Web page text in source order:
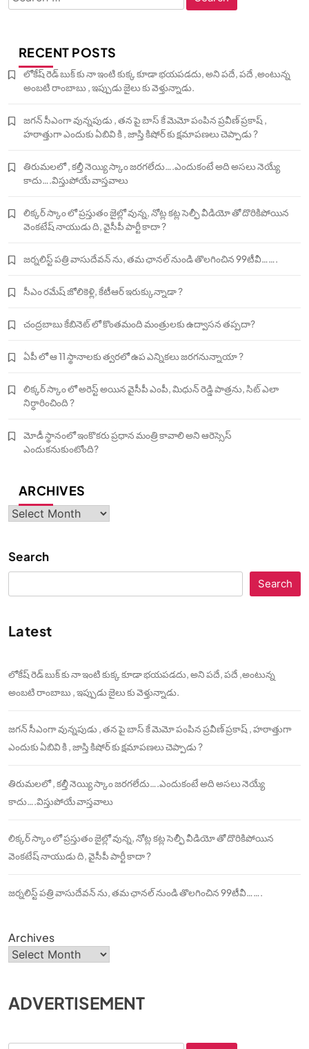
for:
RECENT POSTS
లోకేష్ రెడ్ బుక్ కు నా ఇంటి కుక్క కూడా భయపడదు, అని పదే, పదే ,అంటున్న
అంబటి రాంబాబు , ఇప్పుడు జైలు కు వెళ్తున్నాడు.
జగన్ సీఎంగా వున్నపుడు , తన పై బాస్ కే మెమో పంపిన ప్రవీణ్ ప్రకాష్ ,
హఠాత్తుగా ఎందుకు ఏబివి కి , జాస్తి కిషోర్ కు క్షమాపణలు చెప్పాడు ?
తిరుమలలో , కల్తీ నెయ్యి స్కాం జరగలేదు….ఎందుకంటే అది అసలు నెయ్యే
కాదు….విస్తుపోయే వాస్తవాలు
లిక్కర్ స్కాం లో ప్రస్తుతం జైల్లో వున్న, నోట్ల కట్ల సెల్ఫీ వీడియో తో దొరికిపోయిన
వెంకటేష్ నాయుడు ది, వైసీపీ పార్టీ కాదా ?
జర్నలిస్ట్ పత్రి వాసుదేవన్ ను, తమ ఛానల్ నుండి తొలగించిన 99టీవీ…….
సీఎం రమేష్ జోలికెళ్లి, కేటీఆర్ ఇరుక్కున్నాడా ?
చంద్రబాబు కేబినెట్ లో కొంతమంది మంత్రులకు ఉద్వాసన తప్పదా?
ఏపీ లో ఆ 11 స్థానాలకు త్వరలో ఉప ఎన్నికలు జరగనున్నాయా ?
లిక్కర్ స్కాం లో అరెస్ట్ అయిన వైసీపీ ఎంపీ, మిధున్ రెడ్డి పాత్రను, సిట్ ఎలా
నిర్ధారించింది ?
మోడీ స్థానంలో ఇంకొకరు ప్రధాన మంత్రి కావాలి అని ఆరెస్సెస్‌
ఎందుకనుకుంటోంది?
ARCHIVES
Archives
Search
Search
Latest
లోకేష్ రెడ్ బుక్ కు నా ఇంటి కుక్క కూడా భయపడదు, అని పదే, పదే ,అంటున్న
అంబటి రాంబాబు , ఇప్పుడు జైలు కు వెళ్తున్నాడు.
జగన్ సీఎంగా వున్నపుడు , తన పై బాస్ కే మెమో పంపిన ప్రవీణ్ ప్రకాష్ , హఠాత్తుగా
ఎందుకు ఏబివి కి , జాస్తి కిషోర్ కు క్షమాపణలు చెప్పాడు ?
తిరుమలలో , కల్తీ నెయ్యి స్కాం జరగలేదు….ఎందుకంటే అది అసలు నెయ్యే
కాదు….విస్తుపోయే వాస్తవాలు
లిక్కర్ స్కాం లో ప్రస్తుతం జైల్లో వున్న, నోట్ల కట్ల సెల్ఫీ వీడియో తో దొరికిపోయిన
వెంకటేష్ నాయుడు ది, వైసీపీ పార్టీ కాదా ?
జర్నలిస్ట్ పత్రి వాసుదేవన్ ను, తమ ఛానల్ నుండి తొలగించిన 99టీవీ…….
Archives
ADVERTISEMENT